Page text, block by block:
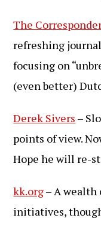
The
refreshing
focusing on
(even better)
Derek Sivers –
points of view.
Hope he will re-
kk.org– A
initiatives,